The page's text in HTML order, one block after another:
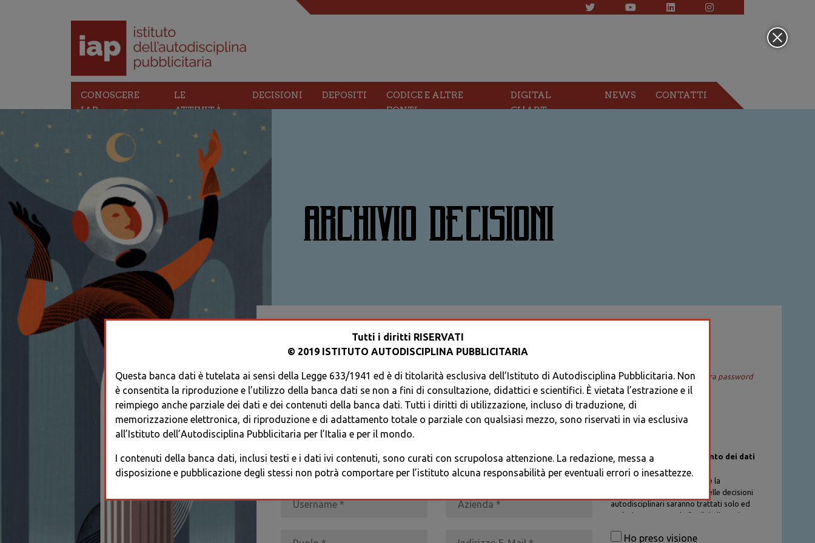
CONOSCERE
IAP
LE
ATTIVITÀ
DECISIONI DEPOSITI
CODICE E ALTRE
FONTI
DIGITAL
CHART
NEWS CONTATTI
ARCHIVIO DECISIONI
ACCEDI AL TUO PROFILO
ACCEDI
Recupera password
REGISTRATI * I CAMPI CONTRASSEGNATI SONO OBBLIGATORI
Informativa sul trattamento dei dati
personali
I dati personali di chi richiede la
registrazione al Database delle decisioni
autodisciplinari saranno trattati solo ed
esclusivamente per la finalità di gestione
procedure previste dal Codice di
Ho preso visione
Tutti i diritti RISERVATI
© 2019 ISTITUTO AUTODISCIPLINA PUBBLICITARIA
Questa banca dati è tutelata ai sensi della Legge 633/1941 ed è di titolarità esclusiva dell’Istituto di Autodisciplina Pubblicitaria. Non
è consentita la riproduzione e l’utilizzo della banca dati se non a fini di consultazione, didattici e scientifici. È vietata l’estrazione e il
reimpiego anche parziale dei dati e dei contenuti della banca dati. Tutti i diritti di utilizzazione, incluso di traduzione, di
memorizzazione elettronica, di riproduzione e di adattamento totale o parziale con qualsiasi mezzo, sono riservati in via esclusiva
all’Istituto dell’Autodisciplina Pubblicitaria per l’Italia e per il mondo.
I contenuti della banca dati, inclusi testi e i dati ivi contenuti, sono curati con scrupolosa attenzione. La redazione, messa a
disposizione e pubblicazione degli stessi non potrà comportare per l’istituto alcuna responsabilità per eventuali errori o inesattezze.